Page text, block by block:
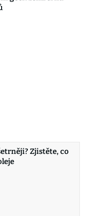
Zjistěte, co